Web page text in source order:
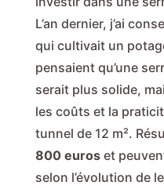
L’an dernier, j’ai
qui cultivait un
pensaient qu’une
serait plus solide,
les coûts et la
tunnel de 12 m².
800 euroset
selon l’évolution de